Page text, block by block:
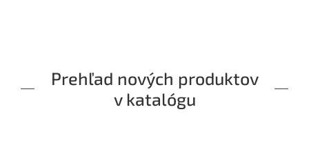
Prehľad nových produktov
v katalógu